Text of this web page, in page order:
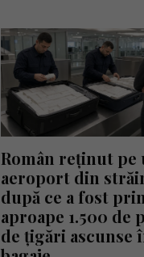
Român reținut pe
aeroport din
după ce a fost
aproape 1.500 de
de țigări ascunse